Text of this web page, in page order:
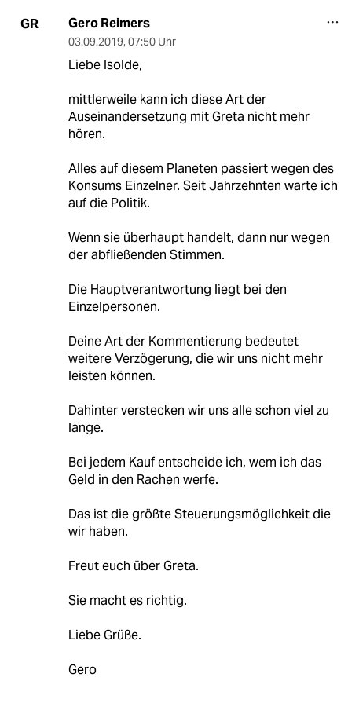
GR Gero Reimers
03.09.2019, 07:50 Uhr
Liebe Isolde,
mittlerweile kann ich diese Art der
Auseinandersetzung mit Greta nicht mehr
hören.
Alles auf diesem Planeten passiert wegen des
Konsums Einzelner. Seit Jahrzehnten warte ich
auf die Politik.
Wenn sie überhaupt handelt, dann nur wegen
der abfließenden Stimmen.
Die Hauptverantwortung liegt bei den
Einzelpersonen.
Deine Art der Kommentierung bedeutet
weitere Verzögerung, die wir uns nicht mehr
leisten können.
Dahinter verstecken wir uns alle schon viel zu
lange.
Bei jedem Kauf entscheide ich, wem ich das
Geld in den Rachen werfe.
Das ist die größte Steuerungsmöglichkeit die
wir haben.
Freut euch über Greta.
Sie macht es richtig.
Liebe Grüße.
Gero